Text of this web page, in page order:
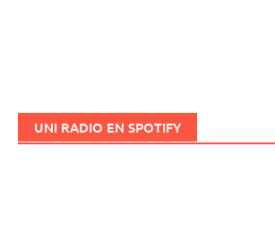
UNI RADIO EN SPOTIFY